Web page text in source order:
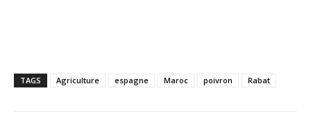
TAGS Agriculture espagne Maroc poivron Rabat